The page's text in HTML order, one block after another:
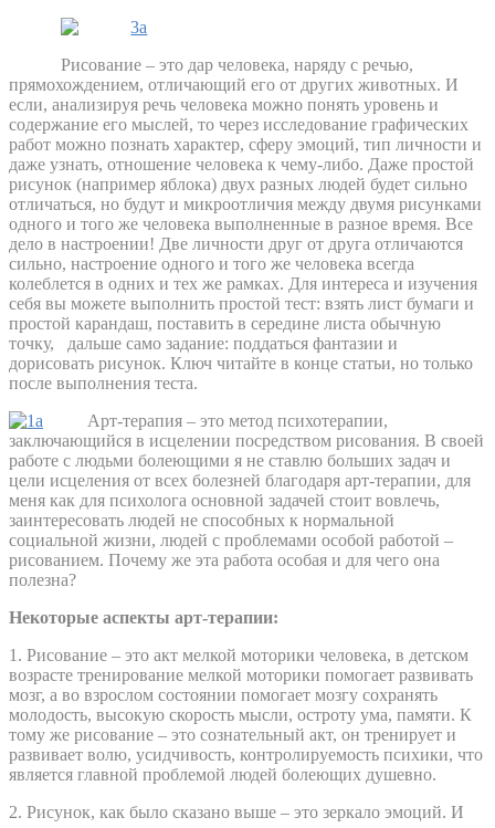
Рисование – это дар человека, наряду с речью,
прямохождением, отличающий его от других животных. И
если, анализируя речь человека можно понять уровень и
содержание его мыслей, то через исследование графических
работ можно познать характер, сферу эмоций, тип личности и
даже узнать, отношение человека к чему-либо. Даже простой
рисунок (например яблока) двух разных людей будет сильно
отличаться, но будут и микроотличия между двумя рисунками
одного и того же человека выполненные в разное время. Все
дело в настроении! Две личности друг от друга отличаются
сильно, настроение одного и того же человека всегда
колеблется в одних и тех же рамках. Для интереса и изучения
себя вы можете выполнить простой тест: взять лист бумаги и
простой карандаш, поставить в середине листа обычную
точку,
дальше само задание: поддаться фантазии и
дорисовать рисунок. Ключ читайте в конце статьи, но только
после выполнения теста.
Арт-терапия – это метод психотерапии,
заключающийся в исцелении посредством рисования. В своей
работе с людьми болеющими я не ставлю больших задач и
цели исцеления от всех болезней благодаря арт-терапии, для
меня как для психолога основной задачей стоит вовлечь,
заинтересовать людей не способных к нормальной
социальной жизни, людей с проблемами особой работой –
рисованием. Почему же эта работа особая и для чего она
полезна?
Некоторые аспекты арт-терапии:
1. Рисование – это акт мелкой моторики человека, в детском
возрасте тренирование мелкой моторики помогает развивать
мозг, а во взрослом состоянии помогает мозгу сохранять
молодость, высокую скорость мысли, остроту ума, памяти. К
тому же рисование – это сознательный акт, он тренирует и
развивает волю, усидчивость, контролируемость психики, что
является главной проблемой людей болеющих душевно.
2. Рисунок, как было сказано выше – это зеркало эмоций. И